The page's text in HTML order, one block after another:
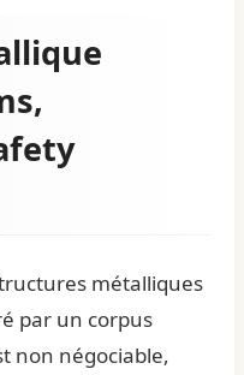
métalliques
par un corpus
non négociable,